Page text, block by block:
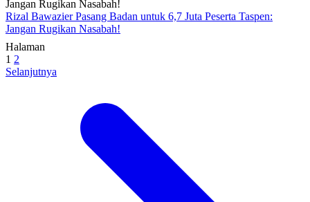
Rizal Bawazier Pasang Badan untuk 6,7 Juta Peserta Taspen:
Jangan Rugikan Nasabah!
Halaman
1 2
Selanjutnya